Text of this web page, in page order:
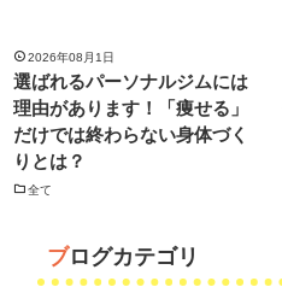
2026年08月1日
選ばれるパーソナルジムには
理由があります！「痩せる」
だけでは終わらない身体づく
りとは？
全て
ブログカテゴリ